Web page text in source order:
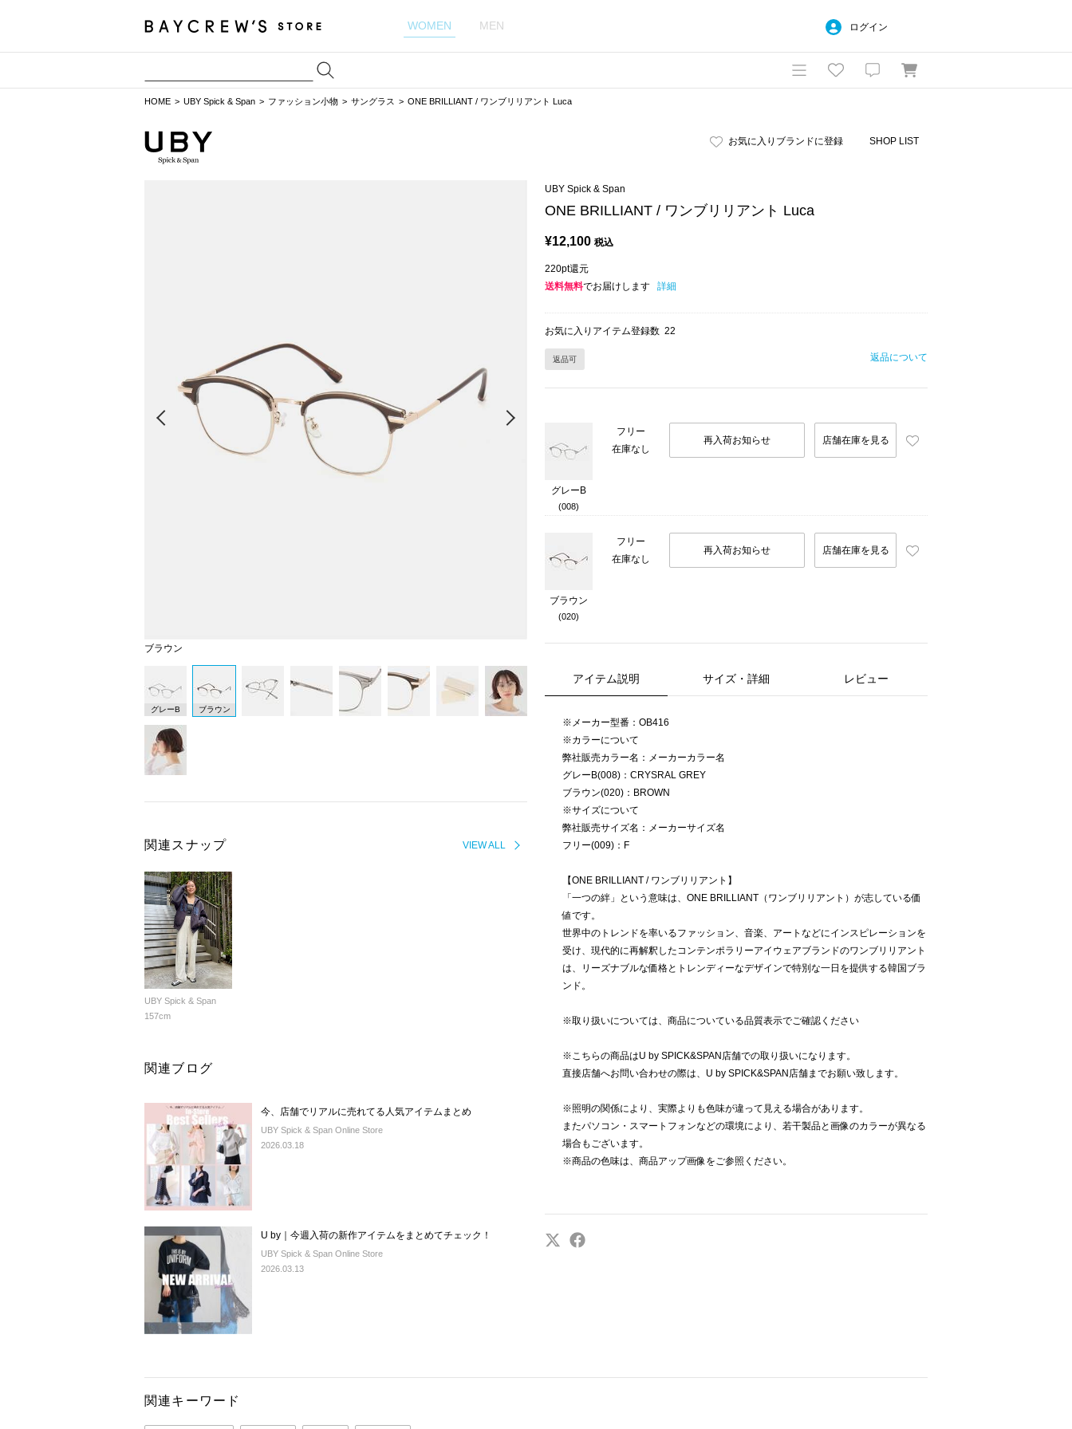
WOMEN MEN ログイン
HOME UBY Spick & Span ファッション小物 サングラス ONE BRILLIANT / ワンブリリアント Luca
お気に入りブランドに登録 SHOP LIST
ブラウン
Prev
グレーB ブラウン
VIEW ALL
関連スナップ
UBY Spick & Span
157cm
関連ブログ
今、店舗でリアルに売れてる人気アイテムまとめ
UBY Spick & Span Online Store
2026.03.18
U by｜今週入荷の新作アイテムをまとめてチェック！
UBY Spick & Span Online Store
2026.03.13
UBY Spick & Span
ONE BRILLIANT / ワンブリリアント Luca
¥12,100 税込
220pt還元
送料無料でお届けします 詳細
お気に入りアイテム登録数 22
返品可 返品について
グレーB
(008)
フリー
在庫なし
再入荷お知らせ 店舗在庫を見る
ブラウン
(020)
フリー
在庫なし
再入荷お知らせ 店舗在庫を見る
アイテム説明 サイズ・詳細 レビュー
※メーカー型番：OB416
※カラーについて
弊社販売カラー名：メーカーカラー名
グレーB(008)：CRYSRAL GREY
ブラウン(020)：BROWN
※サイズについて
弊社販売サイズ名：メーカーサイズ名
フリー(009)：F
【ONE BRILLIANT / ワンブリリアント】
「一つの絆」という意味は、ONE BRILLIANT（ワンブリリアント）が志している価
値です。
世界中のトレンドを率いるファッション、音楽、アートなどにインスピレーションを
受け、現代的に再解釈したコンテンポラリーアイウェアブランドのワンブリリアント
は、リーズナブルな価格とトレンディーなデザインで特別な一日を提供する韓国ブラ
ンド。
※取り扱いについては、商品についている品質表示でご確認ください
※こちらの商品はU by SPICK&SPAN店舗での取り扱いになります。
直接店舗へお問い合わせの際は、U by SPICK&SPAN店舗までお願い致します。
※照明の関係により、実際よりも色味が違って見える場合があります。
またパソコン・スマートフォンなどの環境により、若干製品と画像のカラーが異なる
場合もございます。
※商品の色味は、商品アップ画像をご参照ください。
関連キーワード